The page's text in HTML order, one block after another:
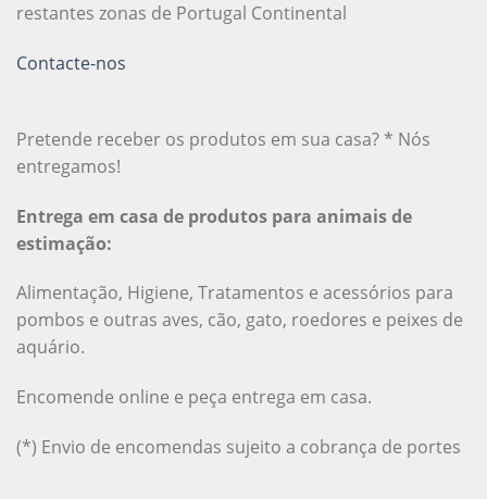
restantes zonas de Portugal Continental
Contacte-nos
Pretende receber os produtos em sua casa? * Nós
entregamos!
Entrega em casa de produtos para animais de
estimação:
Alimentação, Higiene, Tratamentos e acessórios para
pombos e outras aves, cão, gato, roedores e peixes de
aquário.
Encomende online e peça entrega em casa.
(*) Envio de encomendas sujeito a cobrança de portes